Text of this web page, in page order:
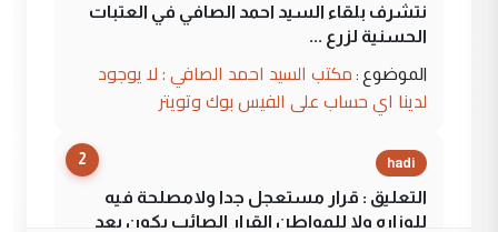
نتشرف بلقاء السيد احمد الصافي في العتبات
الحسنية لزرع ...
الموضوع : مكتب السيد احمد الصافي : لا يوجود
لدينا اي حساب على الفيس بوك وتويتر
2 hadi
التعليق : قرار مستعجل جدا ولامصلحة فيه
للوزاره ولا للمواطن القرار الصائب يكون بعد